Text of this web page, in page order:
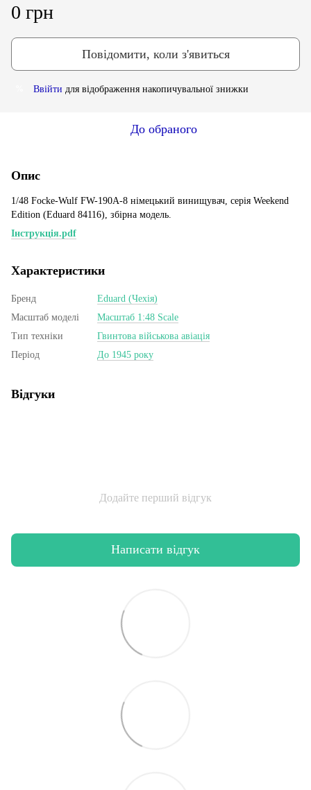
0 грн
Повідомити, коли з'явиться
Ввійти для відображення накопичувальної знижки
До обраного
Опис
1/48 Focke-Wulf FW-190A-8 німецький винищувач, серія Weekend
Edition (Eduard 84116), збірна модель.
Інструкція.pdf
Характеристики
Бренд
Eduard (Чехія)
Масштаб моделі
Масштаб 1:48 Scale
Тип техніки
Гвинтова військова авіація
Період
До 1945 року
Відгуки
Додайте перший відгук
Написати відгук